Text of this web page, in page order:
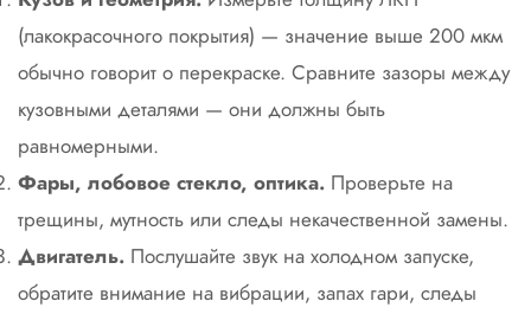
(лакокрасочного покрытия) — значение выше 200 мкм
обычно говорит о перекраске. Сравните зазоры между
кузовными деталями — они должны быть
равномерными.
Фары, лобовое стекло, оптика. Проверьте на
трещины, мутность или следы некачественной замены.
Двигатель. Послушайте звук на холодном запуске,
обратите внимание на вибрации, запах гари, следы